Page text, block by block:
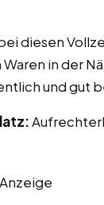
diesen
in der
und gut
Anzeige